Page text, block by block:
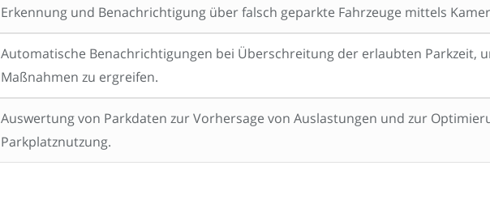
Erkennung und Benachrichtigung über falsch geparkte Fahrzeuge mittels
Automatische Benachrichtigungen bei Überschreitung der erlaubten Parkzeit,
Maßnahmen zu ergreifen.
Auswertung von Parkdaten zur Vorhersage von Auslastungen und zur
Parkplatznutzung.